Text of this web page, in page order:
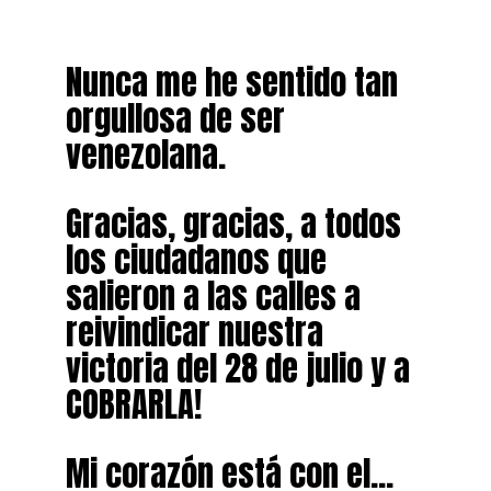
Nunca me he sentido tan
orgullosa de ser
venezolana.
Gracias, gracias, a todos
los ciudadanos que
salieron a las calles a
reivindicar nuestra
victoria del 28 de julio y a
COBRARLA!
Mi corazón está con el…